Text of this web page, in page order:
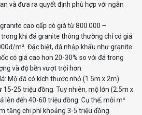
và đưa ra quyết định phù hợp với ngân
cao cấp có giá từ 800.000 –
khi đá granite thông thường chỉ có giá
m². Đặc biệt, đá nhập khẩu như granite
có giá cao hơn 20-30% so với đá trong
và độ bền vượt trội hơn.
Mộ đá có kích thước nhỏ (1.5m x 2m)
25 triệu đồng. Tuy nhiên, mộ lớn (2.5m x
lên đến 40-60 triệu đồng. Cụ thể, mỗi m²
tăng chi phí khoảng 3-5 triệu đồng.